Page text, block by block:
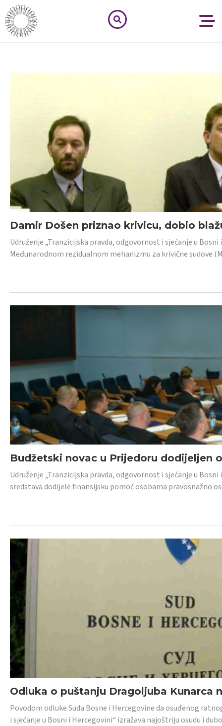
Damir Došen priznao krivicu, dobio
Udruženje „Tranzicijska pravda, odgovornost i sjećanje u
Međunarodnom rezidualnom mehanizmu za krivične sudove
Budžetski novac u Prijedoru dodijeljen
Udruženje „Tranzicijska pravda, odgovornost i sjećanje u
sredstava dodijele finansijsku pomoć osobama pravosnažno
Odluka o puštanju Dragoljuba Kunarca
Povodom odluke Suda Bosne i Hercegovine da osuđenog
i sjećanje u Bosni i Hercegovini“ izražava najoštriju osudu i